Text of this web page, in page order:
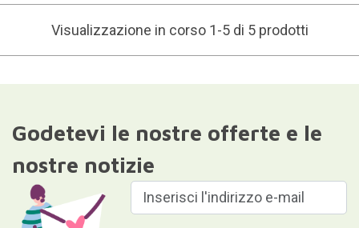
Visualizzazione in corso 1-5 di 5 prodotti
Godetevi le nostre offerte e le
nostre notizie